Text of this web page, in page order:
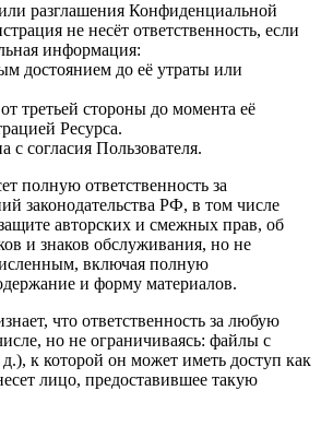
разглашения Конфиденциальной
не несёт ответственность, если
информация:
достоянием до её утраты или
третьей стороны до момента её
Ресурса.
с согласия Пользователя.
полную ответственность за
законодательства РФ, в том числе
авторских и смежных прав, об
и знаков обслуживания, но не
включая полную
и форму материалов.
что ответственность за любую
но не ограничиваясь: файлы с
к которой он может иметь доступ как
лицо, предоставившее такую